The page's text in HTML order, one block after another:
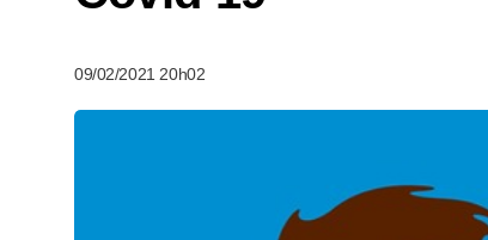
09/02/2021 20h02